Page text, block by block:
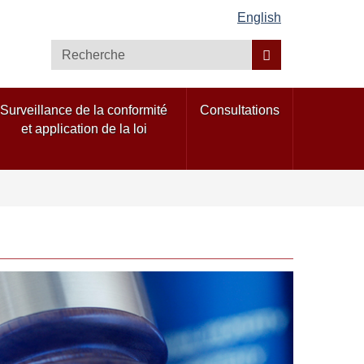
English
Surveillance de la conformité
et application de la loi
Consultations